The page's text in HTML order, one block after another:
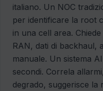
italiano. Un NOC
per identificare la root
in una cell area.
RAN, dati di backhaul,
manuale. Un sistema
secondi. Correla
degrado, suggerisce